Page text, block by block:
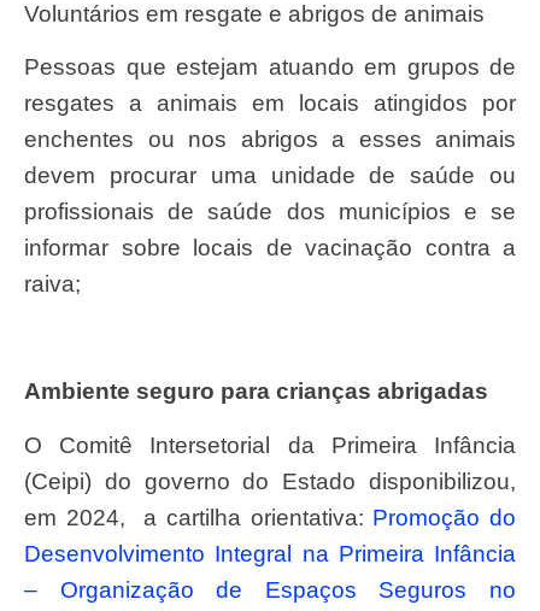
Voluntários em resgate e abrigos de animais
Pessoas que estejam atuando em grupos de
resgates a animais em locais atingidos por
enchentes ou nos abrigos a esses animais
devem procurar uma unidade de saúde ou
profissionais de saúde dos municípios e se
informar sobre locais de vacinação contra a
raiva;
Ambiente seguro para crianças abrigadas
O Comitê Intersetorial da Primeira Infância
(Ceipi) do governo do Estado disponibilizou,
em 2024, a cartilha orientativa: Promoção do
Desenvolvimento Integral na Primeira Infância
– Organização de Espaços Seguros no